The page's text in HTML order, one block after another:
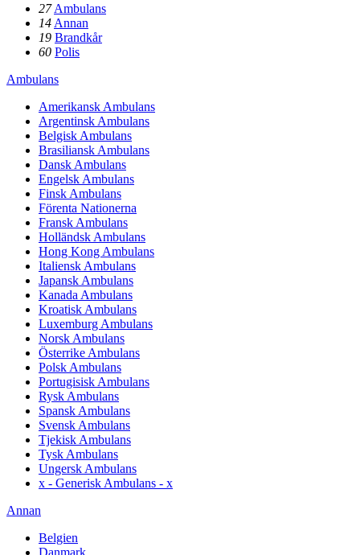
27 Ambulans
14 Annan
19 Brandkår
60 Polis
Ambulans
Amerikansk Ambulans
Argentinsk Ambulans
Belgisk Ambulans
Brasiliansk Ambulans
Dansk Ambulans
Engelsk Ambulans
Finsk Ambulans
Förenta Nationerna
Fransk Ambulans
Holländsk Ambulans
Hong Kong Ambulans
Italiensk Ambulans
Japansk Ambulans
Kanada Ambulans
Kroatisk Ambulans
Luxemburg Ambulans
Norsk Ambulans
Österrike Ambulans
Polsk Ambulans
Portugisisk Ambulans
Rysk Ambulans
Spansk Ambulans
Svensk Ambulans
Tjekisk Ambulans
Tysk Ambulans
Ungersk Ambulans
x - Generisk Ambulans - x
Annan
Belgien
Danmark